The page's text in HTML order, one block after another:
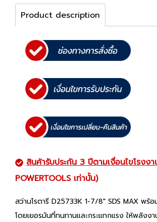
Product description
สินค้ารับประกัน 3 ปีตามเงื่อนไขโรงงา
POWERTOOLS เท่านั้น)
สว่านโรตารี D25733K 1-7/8" SDS MAX พร้
โดยเยอรมันที่ทนทานและกระแทกแรง ให้พลังง